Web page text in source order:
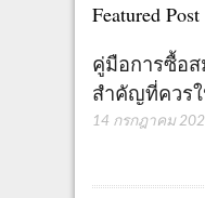
Featured Post
คู่มือการซื้อ
สำคัญที่ควร
14 กรกฎาคม